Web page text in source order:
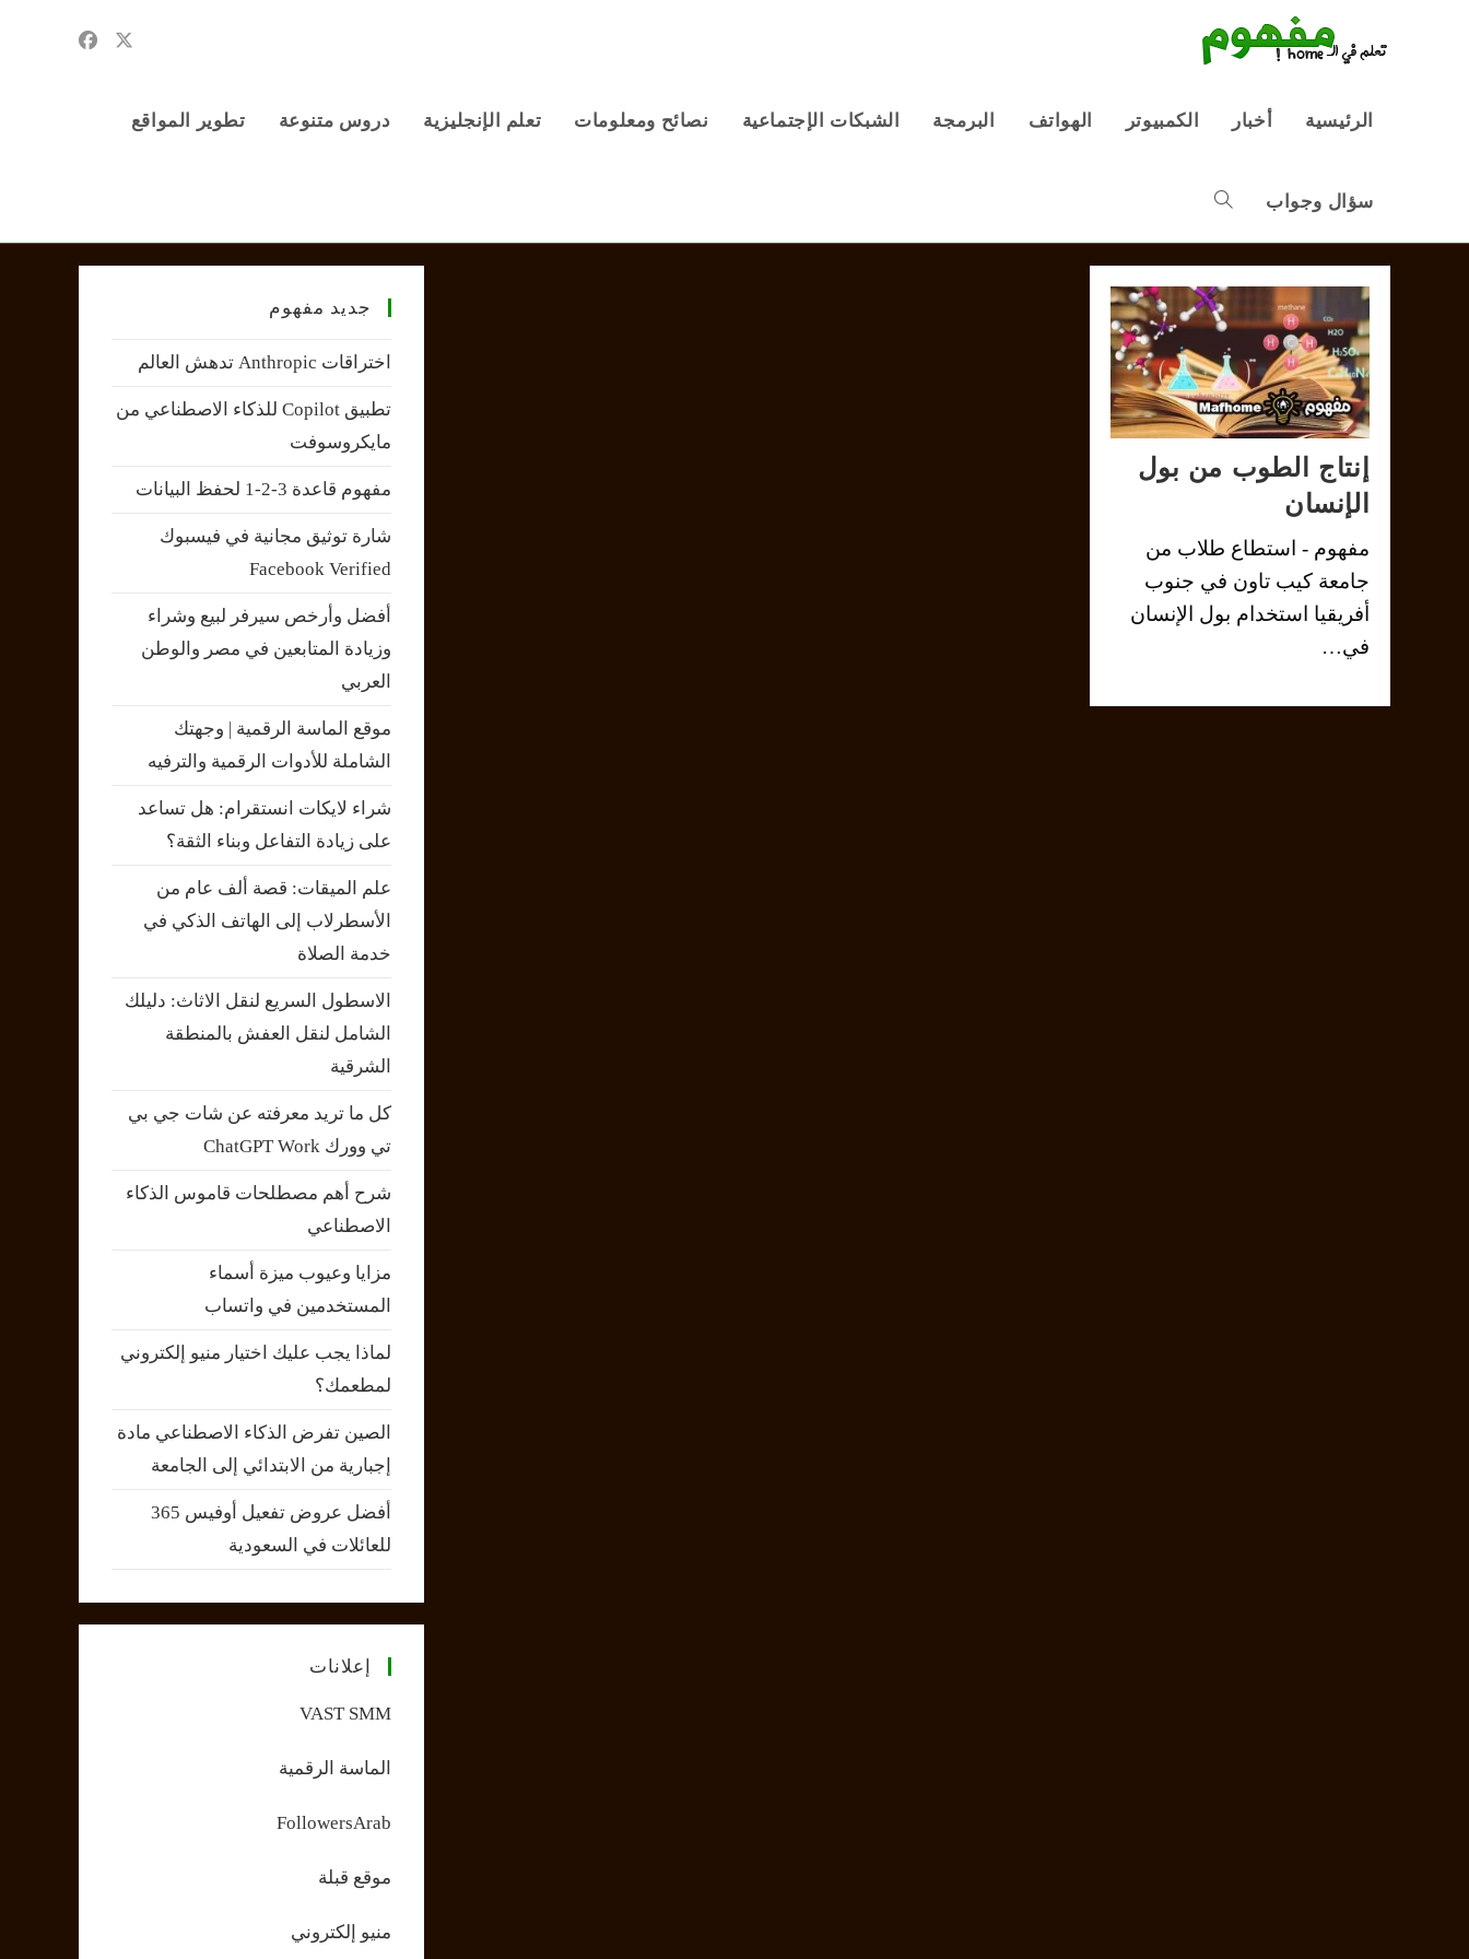
الرئيسية أخبار الكمبيوتر الهواتف البرمجة الشبكات الإجتماعية نصائح ومعلومات تعلم الإنجليزية دروس متنوعة تطوير المواقع
سؤال وجواب Toggle
website
search
إنتاج الطوب من بول
الإنسان
مفهوم - استطاع طلاب من
جامعة كيب تاون في جنوب
أفريقيا استخدام بول الإنسان
في…
جديد مفهوم
اختراقات Anthropic تدهش العالم
تطبيق Copilot للذكاء الاصطناعي من
مايكروسوفت
مفهوم قاعدة 3-2-1 لحفظ البيانات
شارة توثيق مجانية في فيسبوك
Facebook Verified
أفضل وأرخص سيرفر لبيع وشراء
وزيادة المتابعين في مصر والوطن
العربي
موقع الماسة الرقمية | وجهتك
الشاملة للأدوات الرقمية والترفيه
شراء لايكات انستقرام: هل تساعد
على زيادة التفاعل وبناء الثقة؟
علم الميقات: قصة ألف عام من
الأسطرلاب إلى الهاتف الذكي في
خدمة الصلاة
الاسطول السريع لنقل الاثاث: دليلك
الشامل لنقل العفش بالمنطقة
الشرقية
كل ما تريد معرفته عن شات جي بي
تي وورك ChatGPT Work
شرح أهم مصطلحات قاموس الذكاء
الاصطناعي
مزايا وعيوب ميزة أسماء
المستخدمين في واتساب
لماذا يجب عليك اختيار منيو إلكتروني
لمطعمك؟
الصين تفرض الذكاء الاصطناعي مادة
إجبارية من الابتدائي إلى الجامعة
أفضل عروض تفعيل أوفيس 365
للعائلات في السعودية
إعلانات
VAST SMM
الماسة الرقمية
FollowersArab
موقع قبلة
منيو إلكتروني